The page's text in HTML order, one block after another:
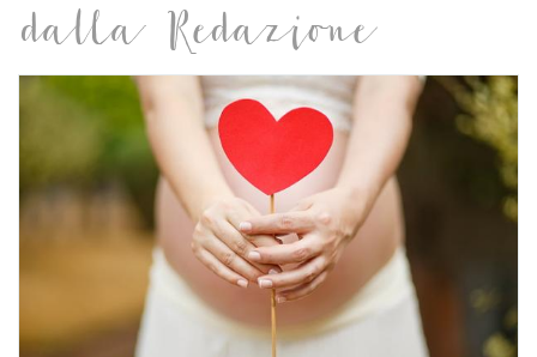
dalla Redazione